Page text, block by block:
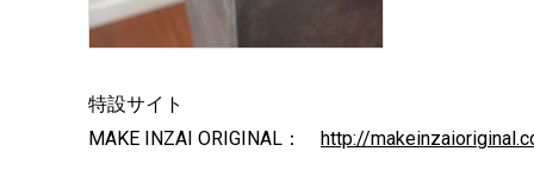
特設サイト
MAKE INZAI ORIGINAL： http://